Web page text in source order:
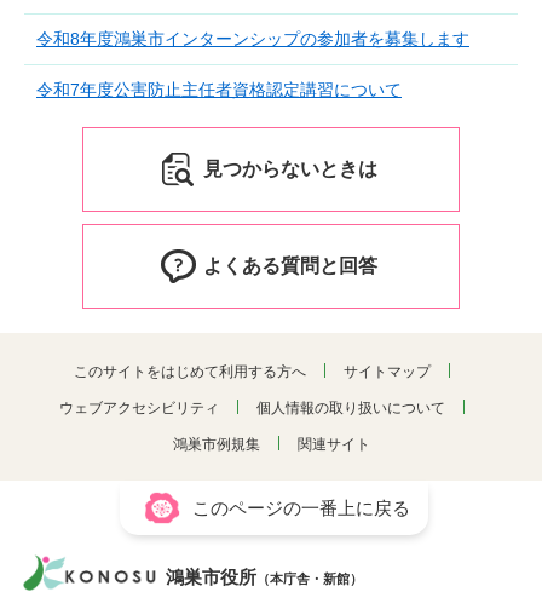
令和8年度鴻巣市インターンシップの参加者を募集します
令和7年度公害防止主任者資格認定講習について
見つからないときは
よくある質問と回答
このサイトをはじめて利用する方へ サイトマップ
ウェブアクセシビリティ 個人情報の取り扱いについて
鴻巣市例規集 関連サイト
このページの一番上に戻る
鴻巣市役所 （本庁舎・新館）